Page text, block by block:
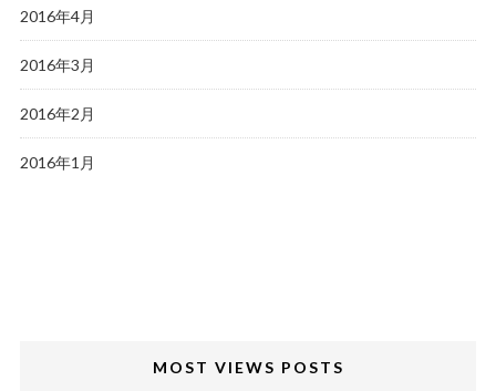
2016年4月
2016年3月
2016年2月
2016年1月
MOST VIEWS POSTS